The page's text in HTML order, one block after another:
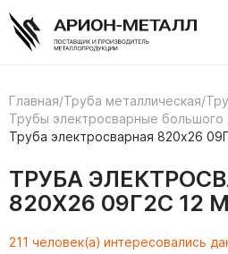
Главная/Труба металлическая/
Трубы электросварные большого
Труба электросварная 820х26
ТРУБА
820Х26 09Г2С 12 М
211 человек(а) интересовались